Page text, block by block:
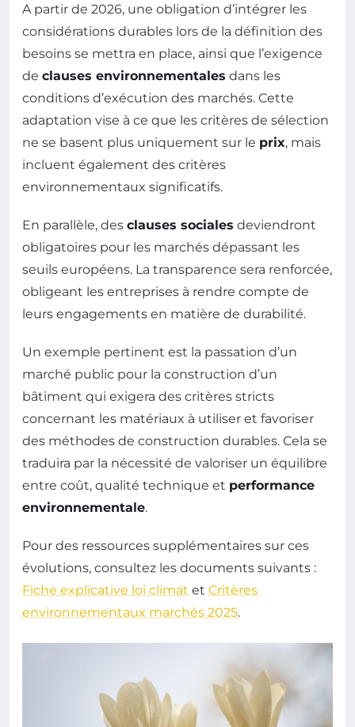
A partir de 2026, une obligation d’intégrer les
considérations durables lors de la définition des
besoins se mettra en place, ainsi que l’exigence
de clauses environnementales dans les
conditions d’exécution des marchés. Cette
adaptation vise à ce que les critères de sélection
ne se basent plus uniquement sur le prix, mais
incluent également des critères
environnementaux significatifs.
En parallèle, des clauses sociales deviendront
obligatoires pour les marchés dépassant les
seuils européens. La transparence sera renforcée,
obligeant les entreprises à rendre compte de
leurs engagements en matière de durabilité.
Un exemple pertinent est la passation d’un
marché public pour la construction d’un
bâtiment qui exigera des critères stricts
concernant les matériaux à utiliser et favoriser
des méthodes de construction durables. Cela se
traduira par la nécessité de valoriser un équilibre
entre coût, qualité technique et performance
environnementale.
Pour des ressources supplémentaires sur ces
évolutions, consultez les documents suivants :
Fiche explicative loi climat et Critères
environnementaux marchés 2025.